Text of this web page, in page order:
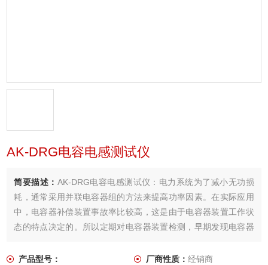
AK-DRG电容电感测试仪
简要描述： AK-DRG电容电感测试仪：电力系统为了减小无功损
耗，通常采用并联电容器组的方法来提高功率因素。在实际应用
中，电容器补偿装置事故率比较高，这是由于电容器装置工作状
态的特点决定的。所以定期对电容器装置检测，早期发现电容器
产品型号：
厂商性质： 经销商